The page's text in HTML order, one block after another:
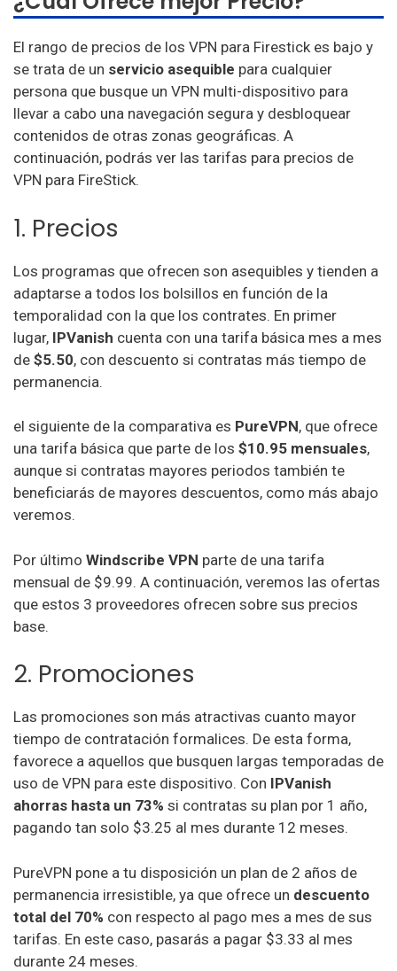
El rango de precios de los VPN para Firestick es bajo y
se trata de un servicio asequible para cualquier
persona que busque un VPN multi-dispositivo para
llevar a cabo una navegación segura y desbloquear
contenidos de otras zonas geográficas. A
continuación, podrás ver las tarifas para precios de
VPN para FireStick.
1. Precios
Los programas que ofrecen son asequibles y tienden a
adaptarse a todos los bolsillos en función de la
temporalidad con la que los contrates. En primer
lugar, IPVanish cuenta con una tarifa básica mes a mes
de $5.50, con descuento si contratas más tiempo de
permanencia.
el siguiente de la comparativa es PureVPN, que ofrece
una tarifa básica que parte de los $10.95 mensuales,
aunque si contratas mayores periodos también te
beneficiarás de mayores descuentos, como más abajo
veremos.
Por último Windscribe VPN parte de una tarifa
mensual de $9.99. A continuación, veremos las ofertas
que estos 3 proveedores ofrecen sobre sus precios
base.
2. Promociones
Las promociones son más atractivas cuanto mayor
tiempo de contratación formalices. De esta forma,
favorece a aquellos que busquen largas temporadas de
uso de VPN para este dispositivo. Con IPVanish
ahorras hasta un 73% si contratas su plan por 1 año,
pagando tan solo $3.25 al mes durante 12 meses.
PureVPN pone a tu disposición un plan de 2 años de
permanencia irresistible, ya que ofrece un descuento
total del 70% con respecto al pago mes a mes de sus
tarifas. En este caso, pasarás a pagar $3.33 al mes
durante 24 meses.